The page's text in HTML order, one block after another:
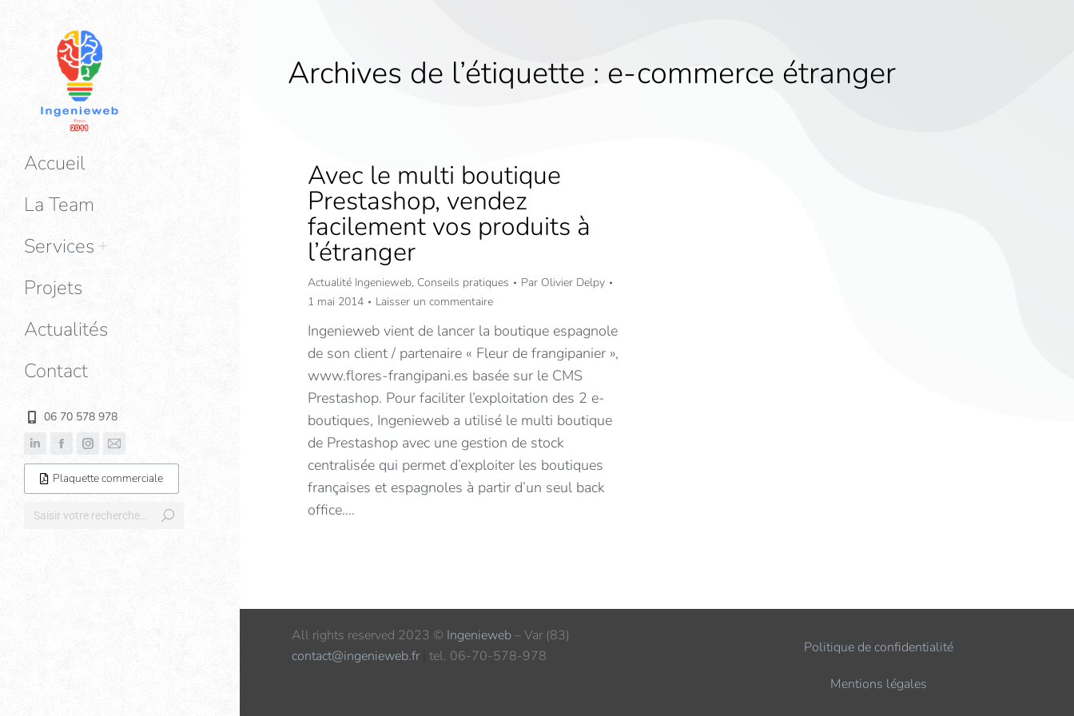
Accueil
La Team
Services
Projets
Actualités
Contact
06 70 578 978
Plaquette commerciale
Archives de l’étiquette : e-commerce étranger
Avec le multi boutique
Prestashop, vendez
facilement vos produits à
l’étranger
Actualité Ingenieweb, Conseils pratiques Par Olivier Delpy
1 mai 2014
Laisser un commentaire
Ingenieweb vient de lancer la boutique espagnole
de son client / partenaire « Fleur de frangipanier »,
www.flores-frangipani.es basée sur le CMS
Prestashop. Pour faciliter l’exploitation des 2 e-
boutiques, Ingenieweb a utilisé le multi boutique
de Prestashop avec une gestion de stock
centralisée qui permet d’exploiter les boutiques
françaises et espagnoles à partir d’un seul back
office.…
All rights reserved 2023 © Ingenieweb– Var (83)
contact@ingenieweb.fr tel. 06-70-578-978 Politique de confidentialité
Mentions légales